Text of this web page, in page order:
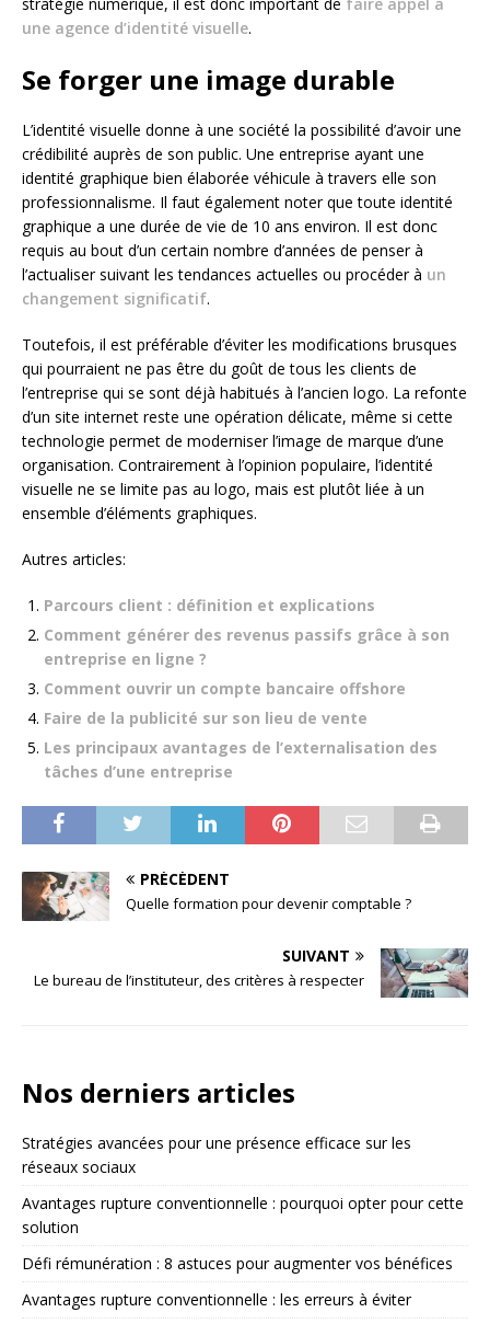
une agence d’identité visuelle.
Se forger une image durable
L’identité visuelle donne à une société la possibilité d’avoir une
crédibilité auprès de son public. Une entreprise ayant une
identité graphique bien élaborée véhicule à travers elle son
professionnalisme. Il faut également noter que toute identité
graphique a une durée de vie de 10 ans environ. Il est donc
requis au bout d’un certain nombre d’années de penser à
l’actualiser suivant les tendances actuelles ou procéder à un
changement significatif.
Toutefois, il est préférable d’éviter les modifications brusques
qui pourraient ne pas être du goût de tous les clients de
l’entreprise qui se sont déjà habitués à l’ancien logo. La refonte
d’un site internet reste une opération délicate, même si cette
technologie permet de moderniser l’image de marque d’une
organisation. Contrairement à l’opinion populaire, l’identité
visuelle ne se limite pas au logo, mais est plutôt liée à un
ensemble d’éléments graphiques.
Autres articles:
Parcours client : définition et explications
Comment générer des revenus passifs grâce à son
entreprise en ligne ?
Comment ouvrir un compte bancaire offshore
Faire de la publicité sur son lieu de vente
Les principaux avantages de l’externalisation des
tâches d’une entreprise
PRÉCÉDENT
Quelle formation pour devenir comptable ?
SUIVANT
Le bureau de l’instituteur, des critères à respecter
Nos derniers articles
Stratégies avancées pour une présence efficace sur les
réseaux sociaux
Avantages rupture conventionnelle : pourquoi opter pour cette
solution
Défi rémunération : 8 astuces pour augmenter vos bénéfices
Avantages rupture conventionnelle : les erreurs à éviter